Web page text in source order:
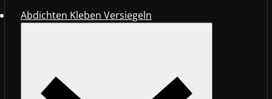
Abdichten Kleben Versiegeln